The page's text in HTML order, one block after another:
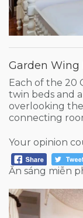
Garden Wing
Each of the 20
twin beds and
overlooking
connecting
Your opinion
Ăn sáng miễn